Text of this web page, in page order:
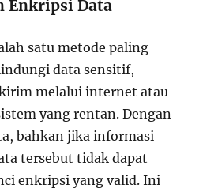
Enkripsi Data
satu metode paling
data sensitif,
melalui internet atau
yang rentan. Dengan
bahkan jika informasi
tersebut tidak dapat
enkripsi yang valid. Ini